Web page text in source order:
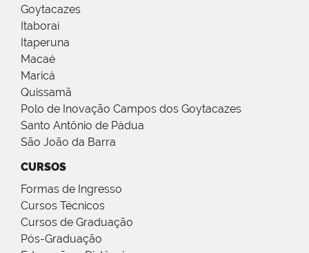
Goytacazes
Itaboraí
Itaperuna
Macaé
Maricá
Quissamã
Polo de Inovação Campos dos Goytacazes
Santo Antônio de Pádua
São João da Barra
CURSOS
Formas de Ingresso
Cursos Técnicos
Cursos de Graduação
Pós-Graduação